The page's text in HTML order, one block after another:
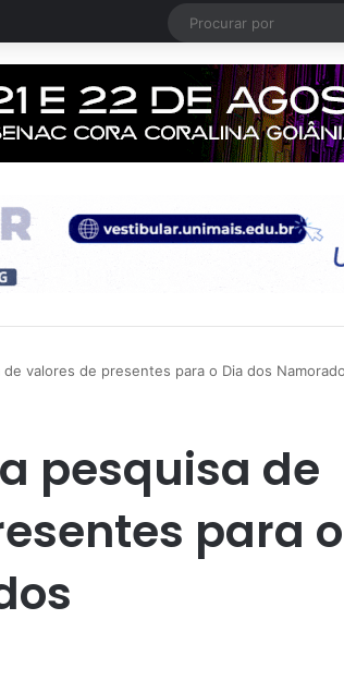
valores de presentes para o Dia dos
pesquisa de
para